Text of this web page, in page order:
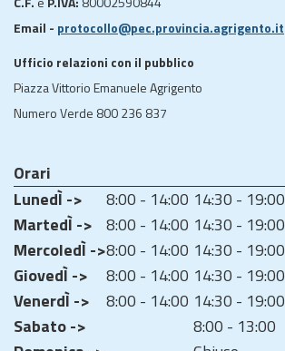
Email - protocollo@pec.provincia.agrigento.it
Ufficio relazioni con il pubblico
Piazza Vittorio Emanuele Agrigento
Numero Verde 800 236 837
Orari
LunedÌ ->
8:00 - 14:00 14:30 - 19:00
MartedÌ -> 8:00 - 14:00 14:30 - 19:00
MercoledÌ ->8:00 - 14:00 14:30 - 19:00
GiovedÌ ->
8:00 - 14:00 14:30 - 19:00
VenerdÌ ->
8:00 - 14:00 14:30 - 19:00
Sabato ->
8:00 - 13:00